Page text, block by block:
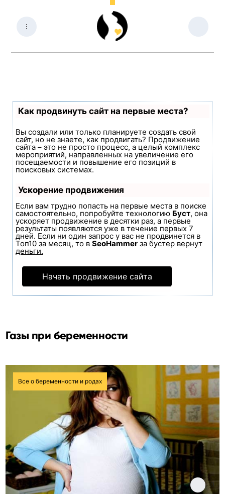
Как продвинуть сайт на первые места?
Вы создали или только планируете создать свой
сайт, но не знаете, как продвигать? Продвижение
сайта – это не просто процесс, а целый комплекс
мероприятий, направленных на увеличение его
посещаемости и повышение его позиций в
поисковых системах.
Ускорение продвижения
Если вам трудно попасть на первые места в поиске
самостоятельно, попробуйте технологию Буст, она
ускоряет продвижение в десятки раз, а первые
результаты появляются уже в течение первых 7
дней. Если ни один запрос у вас не продвинется в
Топ10 за месяц, то в SeoHammer за бустер вернут
деньги.
Начать продвижение сайта
Газы при беременности
Все о беременности и родах
0